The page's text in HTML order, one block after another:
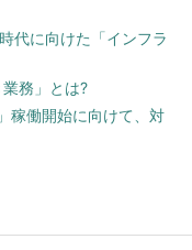
代に向けた「インフラ
務」とは?
稼働開始に向けて、対